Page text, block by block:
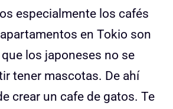
especialmente los cafés
en Tokio son
los japoneses no se
tener mascotas. De ahí
crear un cafe de gatos. Te